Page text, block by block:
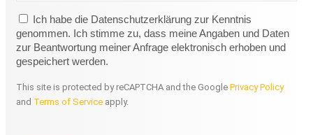
Ich habe die Datenschutzerklärung zur Kenntnis
genommen. Ich stimme zu, dass meine Angaben und Daten
zur Beantwortung meiner Anfrage elektronisch erhoben und
gespeichert werden.
This site is protected by reCAPTCHA and the Google Privacy Policy
and Terms of Service apply.